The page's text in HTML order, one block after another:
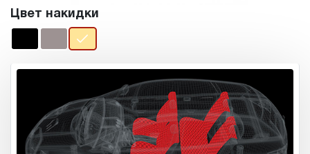
Цвет накидки